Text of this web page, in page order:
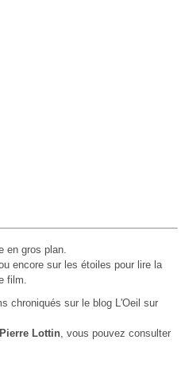
en gros plan.
encore sur les étoiles pour lire la
film.
chroniqués sur le blog L'Oeil sur
Pierre Lottin, vous pouvez consulter